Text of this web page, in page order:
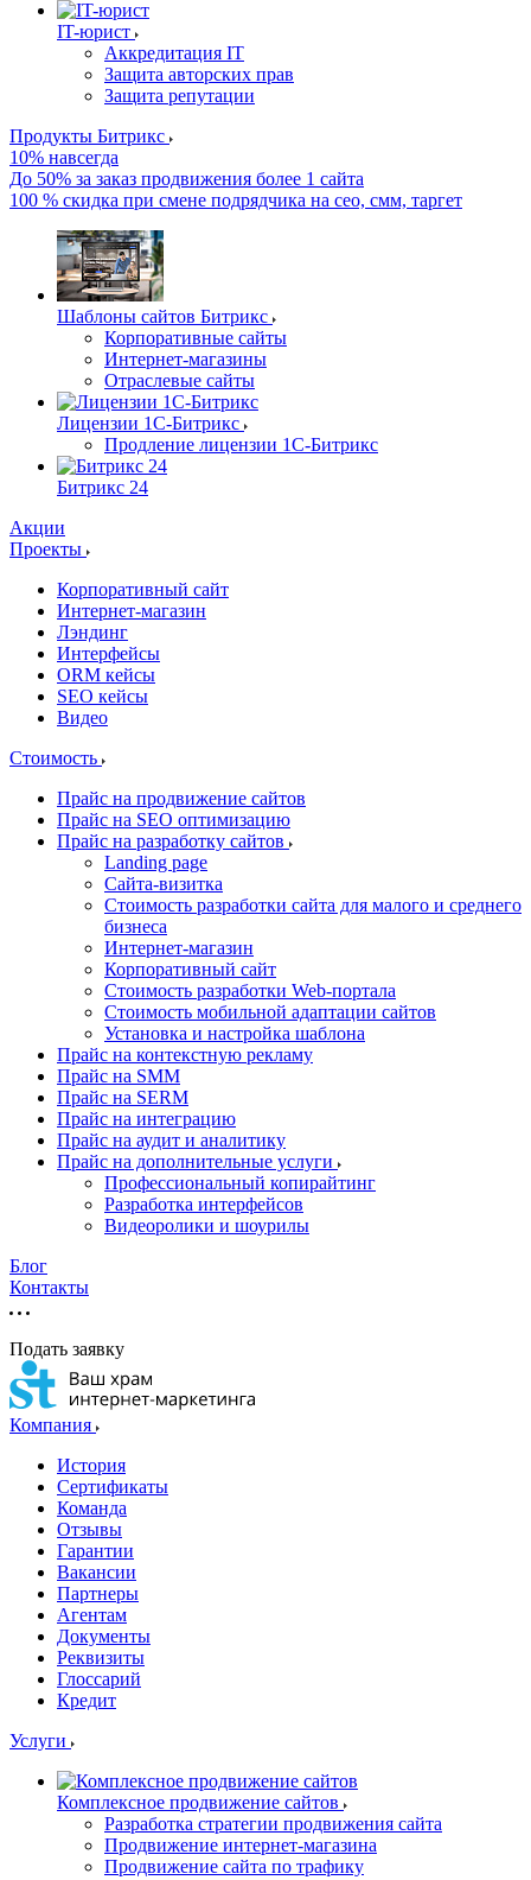
IT-юрист
Аккредитация IT
Защита авторских прав
Защита репутации
Продукты Битрикс
10% навсегда
До 50% за заказ продвижения более 1 сайта
100 % скидка при смене подрядчика на сео, смм, таргет
Шаблоны сайтов Битрикс
Корпоративные сайты
Интернет-магазины
Отраслевые сайты
Лицензии 1С-Битрикс
Продление лицензии 1С-Битрикс
Битрикс 24
Акции
Проекты
Корпоративный сайт
Интернет-магазин
Лэндинг
Интерфейсы
ORM кейсы
SEO кейсы
Видео
Стоимость
Прайс на продвижение сайтов
Прайс на SEO оптимизацию
Прайс на разработку сайтов
Landing page
Cайта-визитка
Стоимость разработки сайта для малого и среднего
бизнеса
Интернет-магазин
Корпоративный сайт
Стоимость разработки Web-портала
Стоимость мобильной адаптации сайтов
Установка и настройка шаблона
Прайс на контекстную рекламу
Прайс на SMM
Прайс на SERM
Прайс на интеграцию
Прайс на аудит и аналитику
Прайс на дополнительные услуги
Профессиональный копирайтинг
Разработка интерфейсов
Видеоролики и шоурилы
Блог
Контакты
Подать заявку
Компания
История
Сертификаты
Команда
Отзывы
Гарантии
Вакансии
Партнеры
Агентам
Документы
Реквизиты
Глоссарий
Кредит
Услуги
Комплексное продвижение сайтов
Разработка стратегии продвижения сайта
Продвижение интернет-магазина
Продвижение сайта по трафику